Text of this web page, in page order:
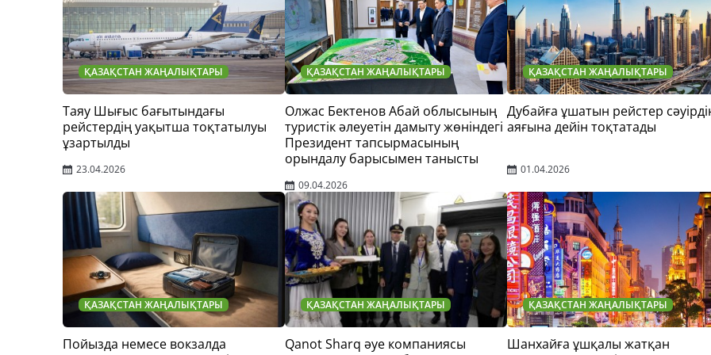
ҚАЗАҚСТАН ЖАҢАЛЫҚТАРЫ
Таяу Шығыс бағытындағы
рейстердің уақытша тоқтатылуы
ұзартылды
23.04.2026
ҚАЗАҚСТАН ЖАҢАЛЫҚТАРЫ
Олжас Бектенов Абай облысының
туристік әлеуетін дамыту жөніндегі
Президент тапсырмасының
орындалу барысымен танысты
09.04.2026
ҚАЗАҚСТАН ЖАҢАЛЫҚТАРЫ
Дубайға ұшатын рейстер
аяғына дейін тоқтатады
01.04.2026
ҚАЗАҚСТАН ЖАҢАЛЫҚТАРЫ
Пойызда немесе вокзалда
ҚАЗАҚСТАН ЖАҢАЛЫҚТАРЫ
Qanot Sharq әуе компаниясы
ҚАЗАҚСТАН ЖАҢАЛЫҚТАРЫ
Шанхайға ұшқалы жатқан